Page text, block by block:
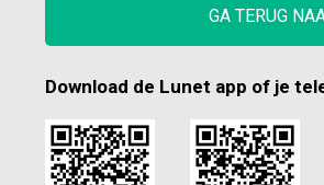
GA TERUG
Download de Lunet app of je